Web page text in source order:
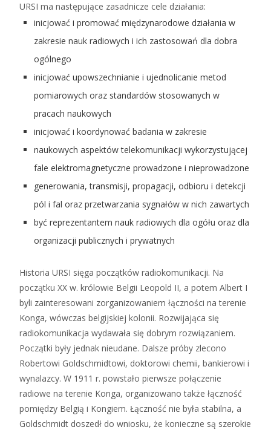
URSI ma następujące zasadnicze cele działania:
inicjować i promować międzynarodowe działania w
zakresie nauk radiowych i ich zastosowań dla dobra
ogólnego
inicjować upowszechnianie i ujednolicanie metod
pomiarowych oraz standardów stosowanych w
pracach naukowych
inicjować i koordynować badania w zakresie
naukowych aspektów telekomunikacji wykorzystującej
fale elektromagnetyczne prowadzone i nieprowadzone
generowania, transmisji, propagacji, odbioru i detekcji
pól i fal oraz przetwarzania sygnałów w nich zawartych
być reprezentantem nauk radiowych dla ogółu oraz dla
organizacji publicznych i prywatnych
Historia URSI sięga początków radiokomunikacji. Na
początku XX w. królowie Belgii Leopold II, a potem Albert I
byli zainteresowani zorganizowaniem łączności na terenie
Konga, wówczas belgijskiej kolonii. Rozwijająca się
radiokomunikacja wydawała się dobrym rozwiązaniem.
Początki były jednak nieudane. Dalsze próby zlecono
Robertowi Goldschmidtowi, doktorowi chemii, bankierowi i
wynalazcy. W 1911 r. powstało pierwsze połączenie
radiowe na terenie Konga, organizowano także łączność
pomiędzy Belgią i Kongiem. Łączność nie była stabilna, a
Goldschmidt doszedł do wniosku, że konieczne są szerokie